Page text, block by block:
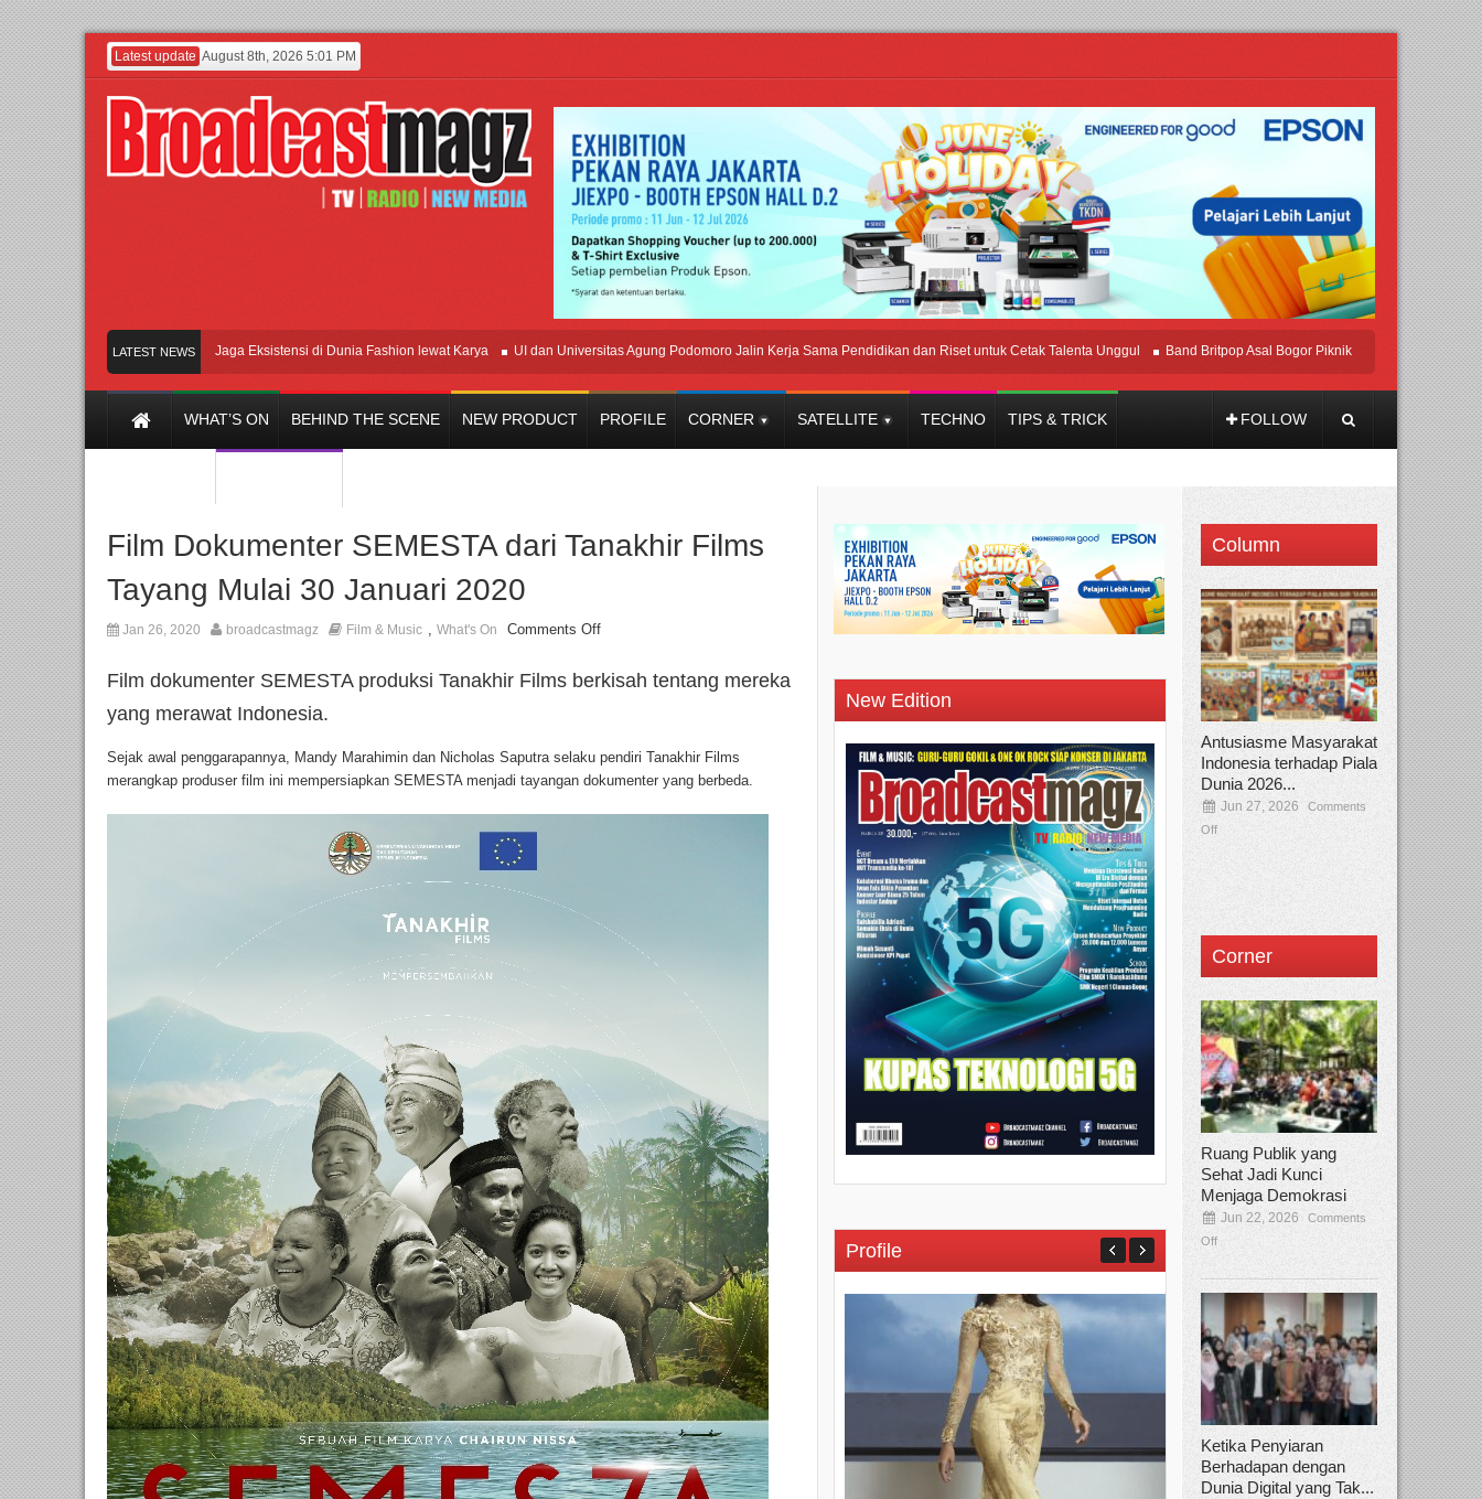
Latest update August 8th, 2026 5:01 PM
LATEST NEWS
Lenny Ivylen: 26 Tahun Jaga Eksistensi di Dunia Fashion lewat Karya UI dan Universitas Agung Podomoro Jalin Kerja Sama Pendidikan dan Riset untuk Cetak Talenta Unggul Band Britpop Asal Bogor Piknik Rilis Mini Album “Astrometri”
WHAT’S ON BEHIND THE SCENE NEW PRODUCT PROFILE CORNER SATELLITE TECHNO TIPS & TRICK FOLLOW
Film Dokumenter SEMESTA dari Tanakhir Films
Tayang Mulai 30 Januari 2020
Jan 26, 2020 broadcastmagz Film & Music , What's On Comments Off
Film dokumenter SEMESTA produksi Tanakhir Films berkisah tentang mereka
yang merawat Indonesia.
Sejak awal penggarapannya, Mandy Marahimin dan Nicholas Saputra selaku pendiri Tanakhir Films
merangkap produser film ini mempersiapkan SEMESTA menjadi tayangan dokumenter yang berbeda.
New Edition
Profile
Column
Antusiasme Masyarakat
Indonesia terhadap Piala
Dunia 2026...
Jun 27, 2026
Comments
Off
Corner
Ruang Publik yang
Sehat Jadi Kunci
Menjaga Demokrasi
Jun 22, 2026
Comments
Off
Ketika Penyiaran
Berhadapan dengan
Dunia Digital yang Tak...